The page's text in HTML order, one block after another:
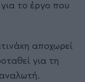
το έργο που
αποχωρεί
για τη